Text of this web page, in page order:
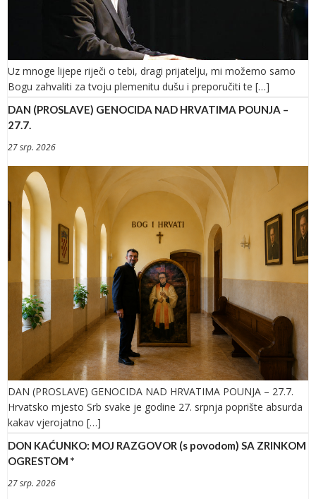
Uz mnoge lijepe riječi o tebi, dragi prijatelju, mi možemo samo
Bogu zahvaliti za tvoju plemenitu dušu i preporučiti te […]
DAN (PROSLAVE) GENOCIDA NAD HRVATIMA POUNJA –
27.7.
27 srp. 2026
DAN (PROSLAVE) GENOCIDA NAD HRVATIMA POUNJA – 27.7.
Hrvatsko mjesto Srb svake je godine 27. srpnja poprište absurda
kakav vjerojatno […]
DON KAĆUNKO: MOJ RAZGOVOR (s povodom) SA ZRINKOM
OGRESTOM *
27 srp. 2026